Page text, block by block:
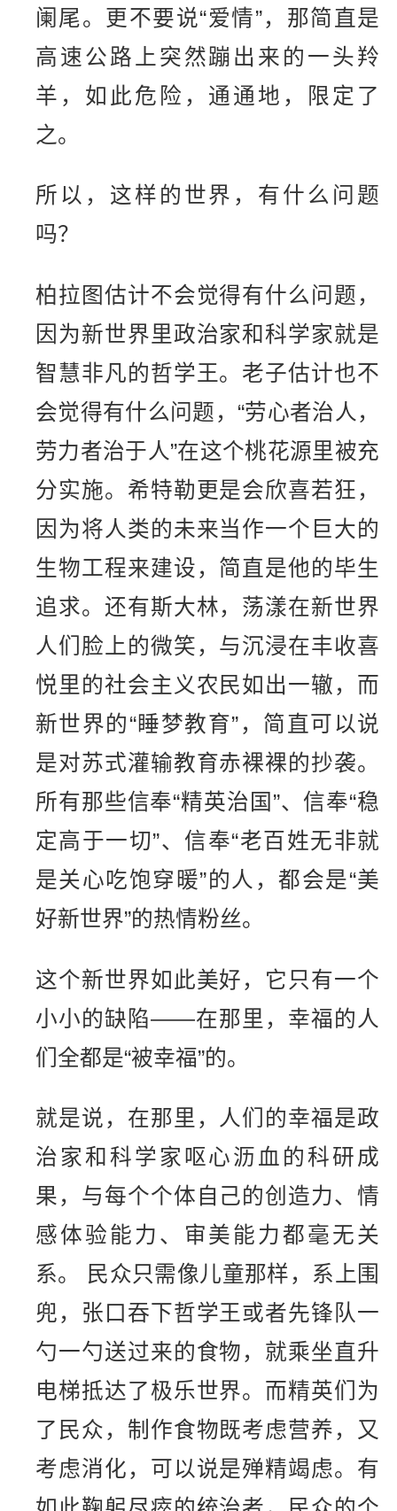
阑尾。更不要说“爱情”，那简直是
高速公路上突然蹦出来的一头羚
羊，如此危险，通通地，限定了
之。
所以，这样的世界，有什么问题
吗？
柏拉图估计不会觉得有什么问题，
因为新世界里政治家和科学家就是
智慧非凡的哲学王。老子估计也不
会觉得有什么问题，“劳心者治人，
劳力者治于人”在这个桃花源里被充
分实施。希特勒更是会欣喜若狂，
因为将人类的未来当作一个巨大的
生物工程来建设，简直是他的毕生
追求。还有斯大林，荡漾在新世界
人们脸上的微笑，与沉浸在丰收喜
悦里的社会主义农民如出一辙，而
新世界的“睡梦教育”，简直可以说
是对苏式灌输教育赤裸裸的抄袭。
所有那些信奉“精英治国”、信奉“稳
定高于一切”、信奉“老百姓无非就
是关心吃饱穿暖”的人，都会是“美
好新世界”的热情粉丝。
这个新世界如此美好，它只有一个
小小的缺陷——在那里，幸福的人
们全都是“被幸福”的。
就是说，在那里，人们的幸福是政
治家和科学家呕心沥血的科研成
果，与每个个体自己的创造力、情
感体验能力、审美能力都毫无关
系。 民众只需像儿童那样，系上围
兜，张口吞下哲学王或者先锋队一
勺一勺送过来的食物，就乘坐直升
电梯抵达了极乐世界。而精英们为
了民众，制作食物既考虑营养，又
考虑消化，可以说是殚精竭虑。有